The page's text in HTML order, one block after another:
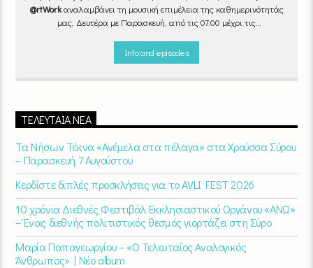
@rtWorkαναλαμβάνει τη μουσική επιμέλεια της καθημερινότητάς
μας, Δευτέρα με Παρασκευή, από τις 07.00 μέχρι τις
εναλλάσσονται αρμονικά, θυμίζοντάς μας πως δουλειά και
Καθημερινά(Δευτέρα-Παρασκευή)
Info and episodes
ΤΕΛΕΥΤΑΊΑ ΝΈΑ
Τα Νήσων Τέκνα «Ανέμελα στα πέλαγα» στα Χρούσσα Σύρου
– Παρασκευή 7 Αυγούστου
Κερδίστε διπλές προσκλήσεις για το AVLI FEST 2026
10 χρόνια Διεθνές Φεστιβάλ Εκκλησιαστικού Οργάνου «ΑΝΩ»
– Ένας διεθνής πολιτιστικός θεσμός γιορτάζει στη Σύρο​
Μαρία Παπαγεωργίου – «Ο Τελευταίος Αναλογικός
Άνθρωπος» | Νέο album